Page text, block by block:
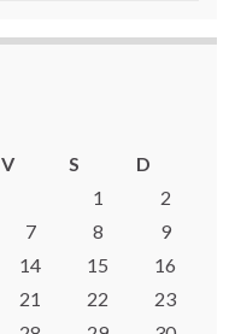
V S
D
1
2
7 8
9
14 15
16
21 22
23